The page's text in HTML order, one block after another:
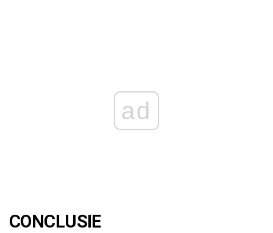
ad
CONCLUSIE